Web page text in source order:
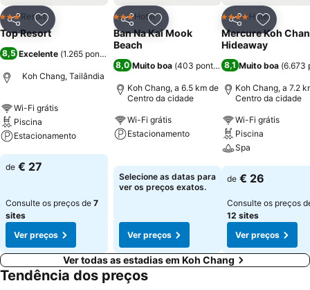
PartilharAdicionar aos favoritos
3 Estrelas
Resort
Top Resort
8,5 Excelente (1.265 pontuações
Koh Chang, Tailândia
Wi-Fi grátis
Piscina
Estacionamento
Ver preços
de € 27
Consulte os preços de 7
sites
Ver preços
PartilharAdicionar aos favoritos
3 Estrelas
Hotel
Ban Na Kai Mook
Beach
8,0 Muito boa (403 pontuações)
Koh Chang, a 6.5 km de
Centro da cidade
Wi-Fi grátis
Estacionamento
Selecione as datas para
ver os preços exatos.
Ver preços
Partilhar
4 EstrelasHotel
Mercure Koh
Hideaway
8,1 Muito boa (6.673
Koh Chang, a 7.2
Centro da cidade
Wi-Fi grátis
Piscina
Spa
Ver preços
de € 26
Consulte os preços
12 sites
Ver preços
Ver todas as estadias em Koh Chang
Tendência dos preços